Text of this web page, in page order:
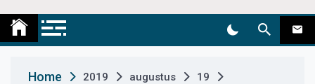
e
t
Medemblik Actueel
Home 2019 augustus
19